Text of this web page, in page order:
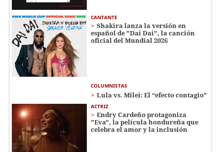
CANTANTE
Shakira lanza la versión en
español de "Dai Dai", la canción
oficial del Mundial 2026
COLUMNISTAS
Lula vs. Milei: El “efecto contagio”
ACTRIZ
Endry Cardeño protagoniza
"Eva", la película hondureña que
celebra el amor y la inclusión